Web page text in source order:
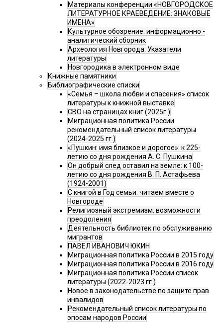
Материалы конференции «НОВГОРОДСКОЕ
ЛИТЕРАТУРНОЕ КРАЕВЕДЕНИЕ: ЗНАКОВЫЕ
ИМЕНА»
Культурное обозрение: информационно -
аналитический сборник
Археология Новгорода. Указатели
литературы
Новгородика в электронном виде
Книжные памятники
Библиографические списки
«Семья – школа любви и спасения» список
литературы к книжной выставке
СВО на страницах книг (2025г.)
Миграционная политика России
рекомендательный список литературы
(2024-2025 гг.)
«Пушкин: имя близкое и дорогое»: к 225-
летию со дня рождения А. С. Пушкина
Он добрый след оставил на земле: к 100-
летию со дня рождения В. П. Астафьева
(1924-2001)
С книгой в Год семьи: читаем вместе о
Новгороде
Религиозный экстремизм: возможности
преодоления
Деятельность библиотек по обслуживанию
мигрантов
ПАВЕЛ ИВАНОВИЧ ЮКИН
Миграционная политика России в 2015 году
Миграционная политика России в 2016 году
Миграционная политика России список
литературы (2022-2023 гг.)
Новое в законодательстве по защите прав
инвалидов
Рекомендательный список литературы по
эпосам народов России